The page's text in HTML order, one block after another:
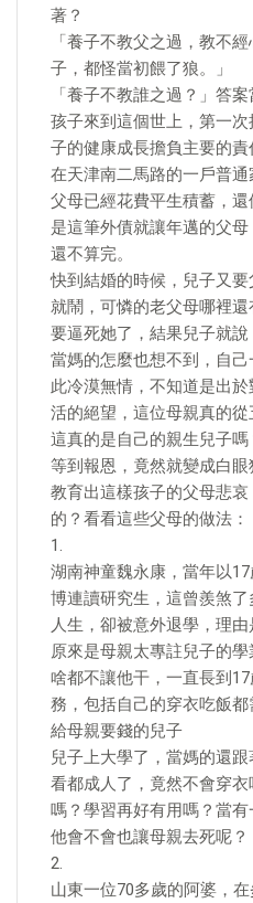
著？
「養子不教父之過，教不
子，都怪當初餵了狼。」
「養子不教誰之過？」答
孩子來到這個世上，第一
子的健康成長擔負主要的責
在天津南二馬路的一戶普通
父母已經花費平生積蓄，
是這筆外債就讓年邁的父
還不算完。
快到結婚的時候，兒子又
就鬧，可憐的老父母哪裡
要逼死她了，結果兒子就說
當媽的怎麼也想不到，自
此冷漠無情，不知道是出
活的絕望，這位母親真的從
這真的是自己的親生兒子
等到報恩，竟然就變成白
教育出這樣孩子的父母悲
的？看看這些父母的做法：
1.
湖南神童魏永康，當年以
博連讀研究生，這曾羨煞
人生，卻被意外退學，理由
原來是母親太專註兒子的
啥都不讓他干，一直長到
務，包括自己的穿衣吃飯都
給母親要錢的兒子
兒子上大學了，當媽的還
看都成人了，竟然不會穿
嗎？學習再好有用嗎？當有
他會不會也讓母親去死呢？
2.
山東一位70多歲的阿婆，